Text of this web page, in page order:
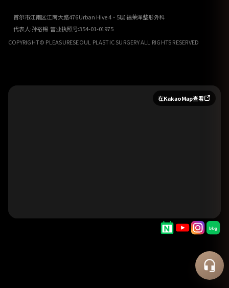
首尔市江南区江南大路476 Urban Hive 4·5层 福莱泽整形外科
代表人:孙裕锡 营业执照号:354-01-01975
COPYRIGHT© PLEASURESEOUL PLASTIC SURGERY ALL RIGHTS RESERVED
在KakaoMap查看